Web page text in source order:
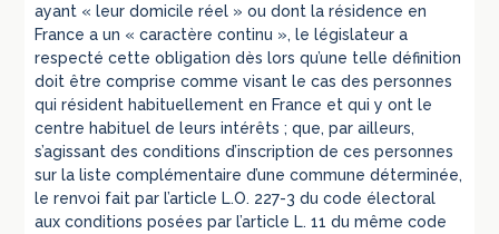
ayant « leur domicile réel » ou dont la résidence en
France a un « caractère continu », le législateur a
respecté cette obligation dès lors qu’une telle définition
doit être comprise comme visant le cas des personnes
qui résident habituellement en France et qui y ont le
centre habituel de leurs intérêts ; que, par ailleurs,
s’agissant des conditions d’inscription de ces personnes
sur la liste complémentaire d’une commune déterminée,
le renvoi fait par l’article L.O. 227-3 du code électoral
aux conditions posées par l’article L. 11 du même code